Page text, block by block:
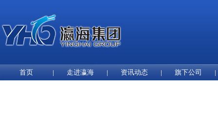
首页 走进瀛海 资讯动态 旗下公司